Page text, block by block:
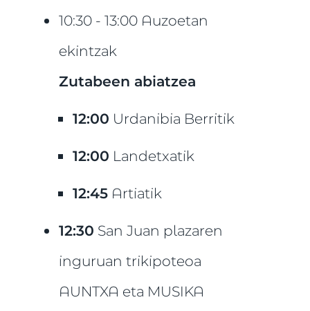
10:30 - 13:00 Auzoetan
ekintzak
Zutabeen abiatzea
12:00 Urdanibia Berritik
12:00 Landetxatik
12:45Artiatik
12:30 San Juan plazaren
inguruan trikipoteoa
AUNTXA eta MUSIKA